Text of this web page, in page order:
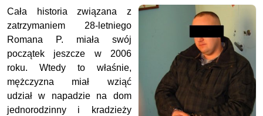
Cała historia związana z
zatrzymaniem 28-letniego
Romana P. miała swój
początek jeszcze w 2006
roku. Wtedy to właśnie,
mężczyzna miał wziąć
udział w napadzie na dom
jednorodzinny i kradzieży